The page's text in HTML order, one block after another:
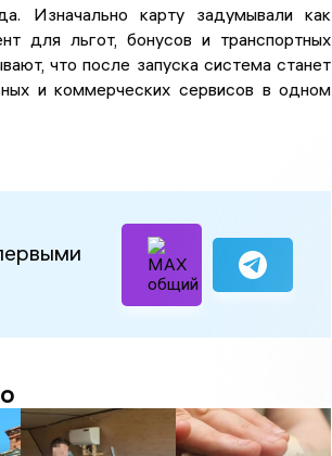
Изначально карту задумывали как
для льгот, бонусов и транспортных
что после запуска система станет
и коммерческих сервисов в одном